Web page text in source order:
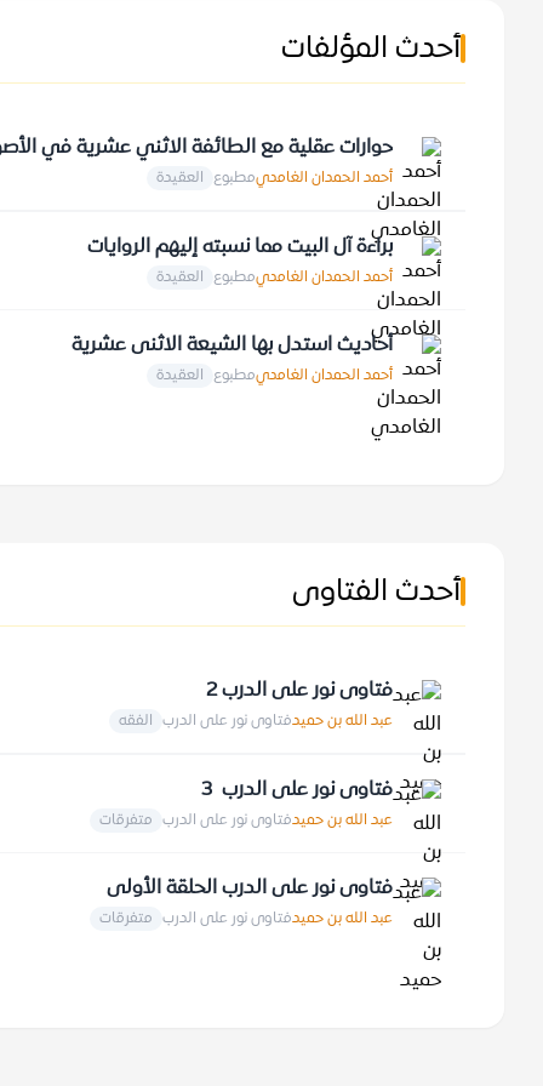
أحدث المؤلفات
حوارات عقلية مع الطائفة الاثني عشرية في
أحمد الحمدان الغامديمطبوع العقيدة
براءة آل البيت مما نسبته إليهم الروايات
أحمد الحمدان الغامديمطبوع العقيدة
أحاديث استدل بها الشيعة الاثنى عشرية
أحمد الحمدان الغامديمطبوع العقيدة
أحدث الفتاوى
فتاوى نور على الدرب 2
عبد الله بن حميدفتاوى نور على الدرب الفقه
فتاوى نور على الدرب 3
عبد الله بن حميدفتاوى نور على الدرب متفرقات
فتاوى نور على الدرب الحلقة الأولى
عبد الله بن حميدفتاوى نور على الدرب متفرقات